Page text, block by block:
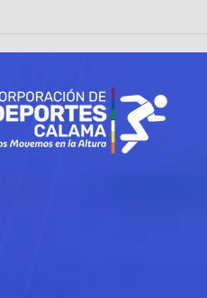
CORMUDEP DESTACAN EN
Y 2